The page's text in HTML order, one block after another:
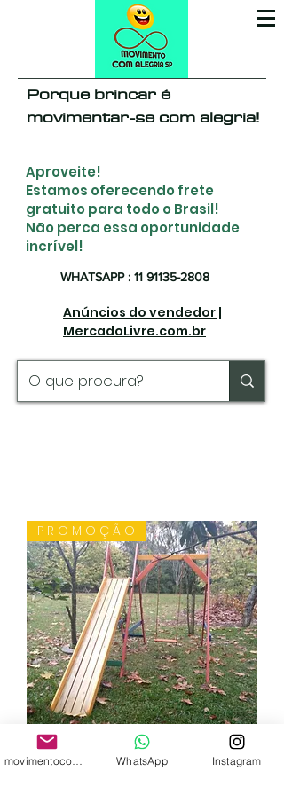
Porque brincar é
movimentar-se com alegria!
Aproveite!
Estamos oferecendo frete
gratuito para todo o Brasil!
Não perca essa oportunidade
incrível!
Anúncios do vendedor |
MercadoLivre.com.br
WHATSAPP : 11 91135-2808
P R O M O Ç Ã O
WhatsApp Instagram